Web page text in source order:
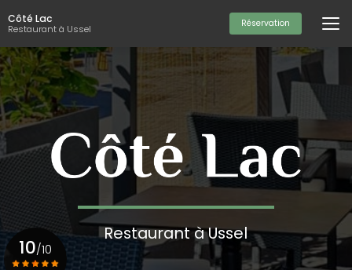
au
contenu
principal
Côté Lac
Restaurant à Ussel Réservation
Restaurant à Ussel
10/10